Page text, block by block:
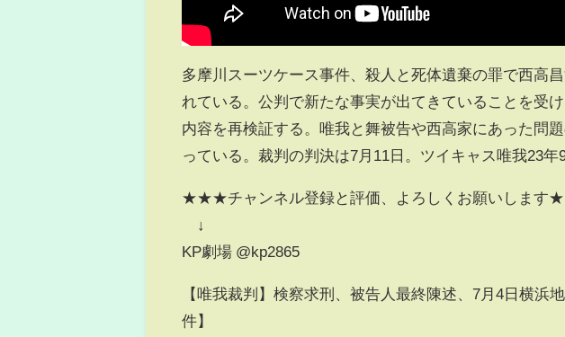
多摩川スーツケース事件、殺人と死体遺棄の罪で西高
れている。公判で新たな事実が出てきていることを受
内容を再検証する。唯我と舞被告や西高家にあった問
っている。裁判の判決は7月11日。ツイキャス唯我23年
★★★チャンネル登録と評価、よろしくお願いしま
↓
KP劇場 @kp2865
【唯我裁判】検察求刑、被告人最終陳述、7月4日横浜
件】